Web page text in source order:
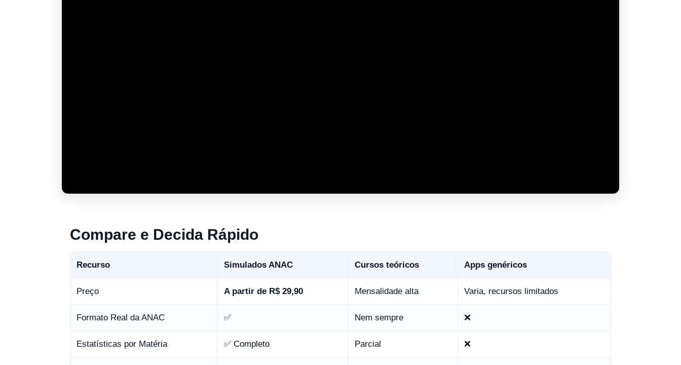
Compare e Decida Rápido
Recurso Simulados ANAC Cursos teóricos Apps genéricos
Preço A partir de R$ 29,90 Mensalidade alta Varia, recursos limitados
Formato Real da ANAC ✅ Nem sempre ❌
Estatísticas por Matéria ✅ Completo Parcial ❌